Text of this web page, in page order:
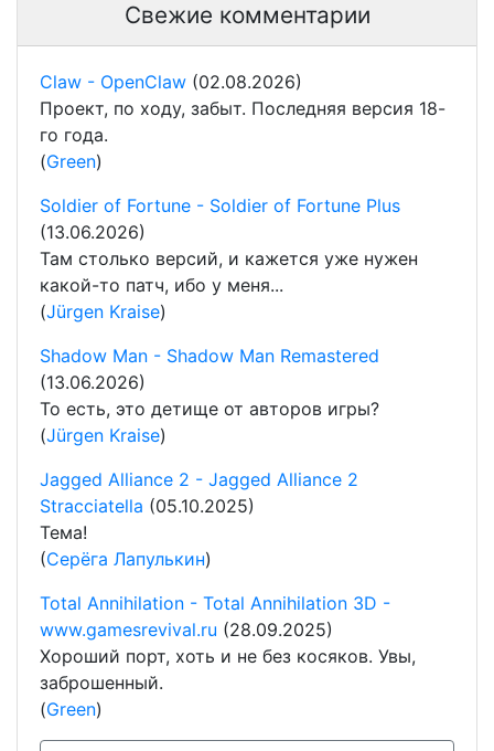
Свежие комментарии
Claw - OpenClaw (02.08.2026)
Проект, по ходу, забыт. Последняя версия 18-
го года.
(Green)
Soldier of Fortune - Soldier of Fortune Plus
(13.06.2026)
Там столько версий, и кажется уже нужен
какой-то патч, ибо у меня...
(Jürgen Kraise)
Shadow Man - Shadow Man Remastered
(13.06.2026)
То есть, это детище от авторов игры?
(Jürgen Kraise)
Jagged Alliance 2 - Jagged Alliance 2
Stracciatella (05.10.2025)
Тема!
(Серёга Лапулькин)
Total Annihilation - Total Annihilation 3D -
www.gamesrevival.ru (28.09.2025)
Хороший порт, хоть и не без косяков. Увы,
заброшенный.
(Green)